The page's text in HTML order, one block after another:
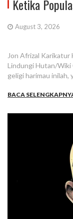
Ketika
August 3, 2026
Jon Afrizal Karikatur
Lindungi Hutan/Wiki
geligi harimau inilah,
BACA